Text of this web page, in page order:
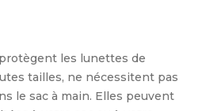
les lunettes de
tailles, ne nécessitent pas
le sac à main. Elles peuvent